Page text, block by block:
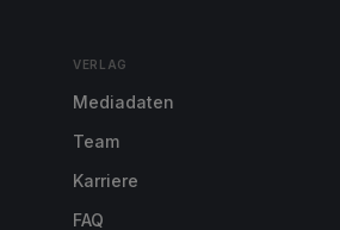
VERLAG
Mediadaten
Team
Karriere
FAQ